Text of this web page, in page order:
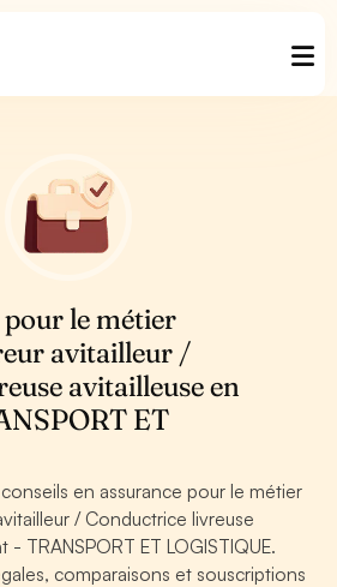
pour le métier
avitailleur /
avitailleuse en
ET
en assurance pour le métier
/ Conductrice livreuse
- TRANSPORT ET LOGISTIQUE.
comparaisons et souscriptions